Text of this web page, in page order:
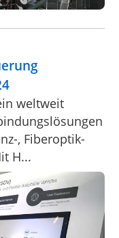
weltweit
, Fiberoptik-
H...